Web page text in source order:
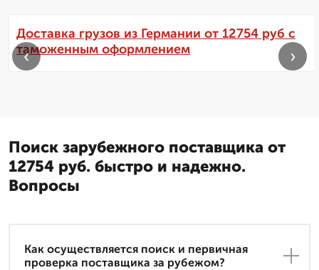
Доставка грузов из Германии от 12754 руб с
таможенным оформлением
‹ ›
Поиск зарубежного поставщика от
12754 руб. быстро и надежно.
Вопросы
Как осуществляется поиск и первичная
проверка поставщика за рубежом?